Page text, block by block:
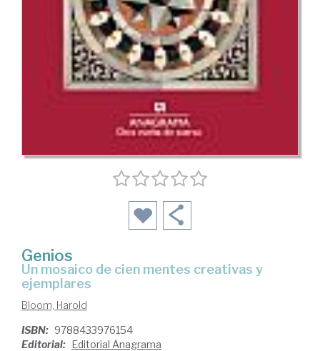
Genios
un mosaico de cien mentes creativas y
ejemplares
Bloom, Harold
ISBN: 9788433976154
Editorial: Editorial Anagrama